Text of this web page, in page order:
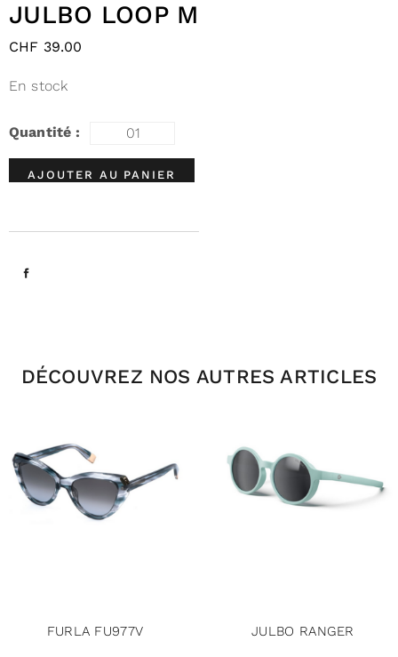
JULBO LOOP M
CHF 39.00
En stock
AJOUTER AU PANIER
DÉCOUVREZ NOS AUTRES ARTICLES
FURLA FU977V JULBO RANGER